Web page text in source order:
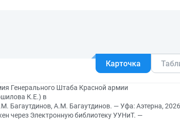
Карточка
Генерального Штаба Красной армии
К.Е.) в
Багаутдинов, А.М. Багаутдинов. — Уфа: Аэтерна,
через Электронную библиотеку УУНиТ. —